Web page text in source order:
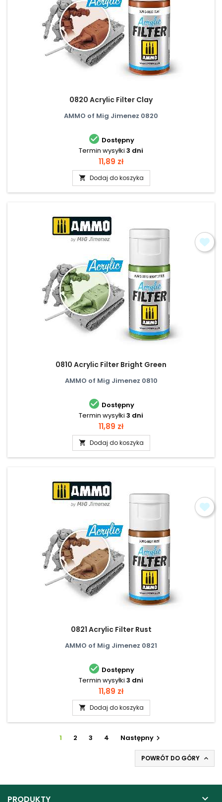
0820 Acrylic Filter Clay
AMMO of Mig Jimenez 0820
 Dostępny
Termin wysyłki 3 dni
Cena
11,89 zł
 Dodaj do koszyka
0810 Acrylic Filter Bright Green
AMMO of Mig Jimenez 0810
 Dostępny
Termin wysyłki 3 dni
Cena
11,89 zł
 Dodaj do koszyka
0821 Acrylic Filter Rust
AMMO of Mig Jimenez 0821
 Dostępny
Termin wysyłki 3 dni
Cena
11,89 zł
 Dodaj do koszyka
1 2 3 4 Następny 
POWRÓT DO GÓRY 
PRODUKTY 